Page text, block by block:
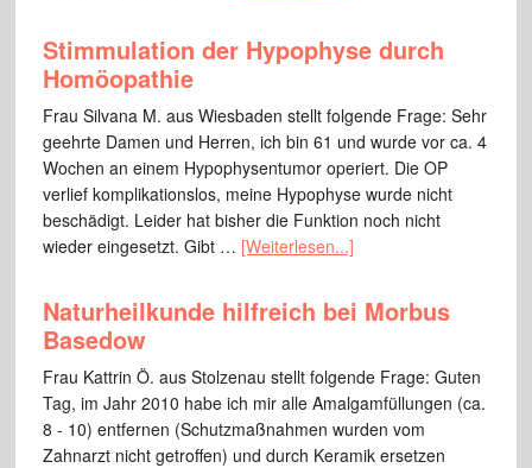
Stimmulation der Hypophyse durch
Homöopathie
Frau Silvana M. aus Wiesbaden stellt folgende Frage: Sehr
geehrte Damen und Herren, ich bin 61 und wurde vor ca. 4
Wochen an einem Hypophysentumor operiert. Die OP
verlief komplikationslos, meine Hypophyse wurde nicht
beschädigt. Leider hat bisher die Funktion noch nicht
wieder eingesetzt. Gibt … [Weiterlesen...]
Naturheilkunde hilfreich bei Morbus
Basedow
Frau Kattrin Ö. aus Stolzenau stellt folgende Frage: Guten
Tag, im Jahr 2010 habe ich mir alle Amalgamfüllungen (ca.
8 - 10) entfernen (Schutzmaßnahmen wurden vom
Zahnarzt nicht getroffen) und durch Keramik ersetzen